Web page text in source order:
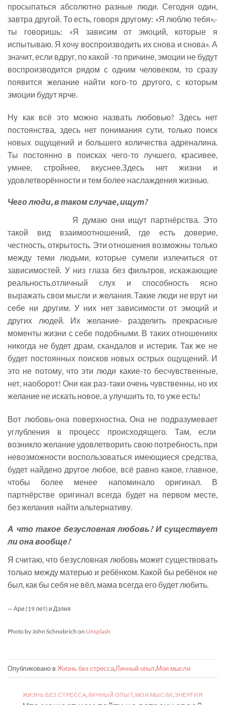
просыпаться абсолютно разные люди. Сегодня один,
завтра другой. То есть, говоря другому: «Я люблю тебя»,-
ты говоришь: «Я зависим от эмоций, которые я
испытываю. Я хочу воспроизводить их снова и снова». А
значит, если вдруг, по какой -то причине, эмоции не будут
воспроизводится рядом с одним человеком, то сразу
появится желание найти кого-то другого, с которым
эмоции будут ярче.
Ну как всё это можно назвать любовью? Здесь нет
постоянства, здесь нет понимания сути, только поиск
новых ощущений и большего количества адреналина.
Ты постоянно в поисках чего-то лучшего, красивее,
умнее, стройнее, вкуснее.Здесь нет жизни и
удовлетворённости и тем более наслаждения жизнью.
Чего люди, в таком случае, ищут?
Я думаю они ищут партнёрства. Это
такой вид взаимоотношений, где есть доверие,
честность, открытость. Эти отношения возможны только
между теми людьми, которые сумели излечиться от
зависимостей. У низ глаза без фильтров, искажающие
реальность,отличный слух и способность ясно
выражать свои мысли и желания. Такие люди не врут ни
себе ни другим. У них нет зависимости от эмоций и
других людей. Их желание- разделить прекрасные
моменты жизни с себе подобными. В таких отношениях
никогда не будет драм, скандалов и истерик. Так же не
будет постоянных поисков новых острых ощущений. И
это не потому, что эти люди какие-то бесчувственные,
нет, наоборот! Они как раз-таки очень чувственны, но их
желание не искать новое, а улучшить то, то уже есть!
Вот любовь-она поверхностна. Она не подразумевает
углубления в процесс происходящего. Там, если
возникло желание удовлетворить свою потребность, при
невозможности воспользоваться имеющиеся средства,
будет найдено другое любое, всё равно какое, главное,
чтобы более менее напоминало оригинал. В
партнёрстве оригинал всегда будет на первом месте,
без желания найти альтернативу.
А что такое безусловная любовь? И существует
ли она вообще?
Я считаю, что безусловная любовь может существовать
только между матерью и ребёнком. Какой бы ребёнок не
был, как бы себя не вёл, мама всегда его будет любить.
— Ари (19 лет) и Дэлия
Photo by John Schnobrich on Unsplash
Опубликовано вЖизнь без стресса,Личный опыт,Мои мысли
ЖИЗНЬ БЕЗ СТРЕССА,ЛИЧНЫЙ ОПЫТ,МОИ МЫСЛИ,ЭНЕРГИЯ